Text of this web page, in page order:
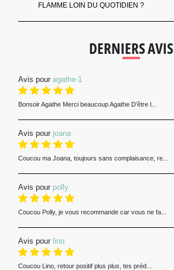
FLAMME LOIN DU QUOTIDIEN ?
DERNIERS AVIS
Avis pour agathe-1
Bonsoir Agathe Merci beaucoup Agathe D’être l...
Avis pour joana
Coucou ma Joana, toujours sans complaisance, re...
Avis pour polly
Coucou Polly, je vous recommande car vous ne fa...
Avis pour lino
Coucou Lino, retour positif plus plus, tes préd...